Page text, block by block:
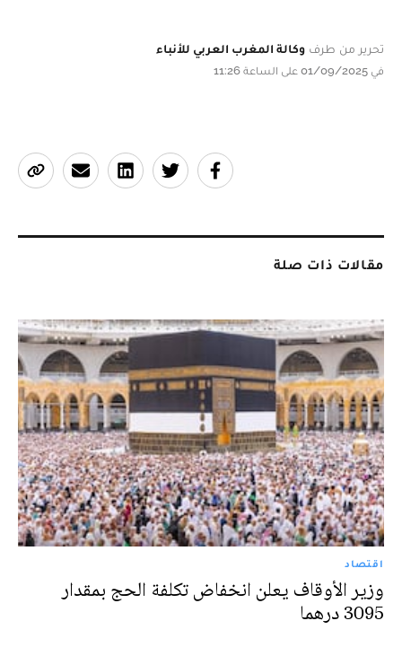
تحرير من طرف وكالة المغرب العربي للأنباء
في 01/09/2025 على الساعة 11:26
مقالات ذات صلة
اقتصاد
وزير الأوقاف يعلن انخفاض تكلفة الحج بمقدار
3095 درهما